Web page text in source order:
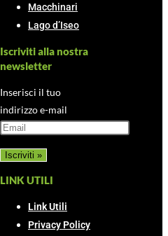
Macchinari
Lago d’Iseo
Iscriviti alla nostra
newsletter
Inserisci il tuo
indirizzo e-mail
LINK UTILI
Link Utili
Privacy Policy